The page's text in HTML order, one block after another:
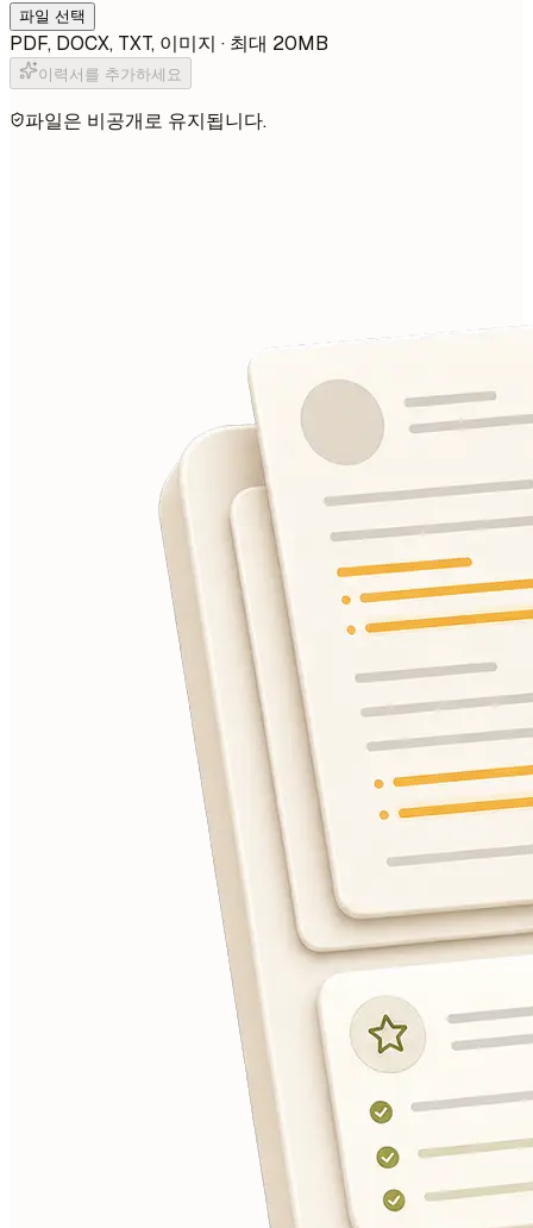
파일 선택
PDF, DOCX, TXT, 이미지 · 최대 20MB
이력서를 추가하세요
파일은 비공개로 유지됩니다.